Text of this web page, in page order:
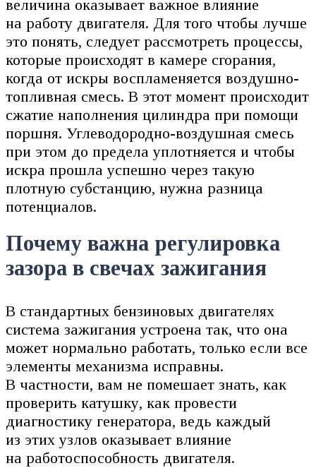
величина оказывает важное влияние
на работу двигателя. Для того чтобы лучше
это понять, следует рассмотреть процессы,
которые происходят в камере сгорания,
когда от искры воспламеняется воздушно-
топливная смесь. В этот момент происходит
сжатие наполнения цилиндра при помощи
поршня. Углеводородно-воздушная смесь
при этом до предела уплотняется и чтобы
искра прошла успешно через такую
плотную субстанцию, нужна разница
потенциалов.
Почему важна регулировка
зазора в свечах зажигания
В стандартных бензиновых двигателях
система зажигания устроена так, что она
может нормально работать, только если все
элементы механизма исправны.
В частности, вам не помешает знать, как
проверить катушку, как провести
диагностику генератора, ведь каждый
из этих узлов оказывает влияние
на работоспособность двигателя.